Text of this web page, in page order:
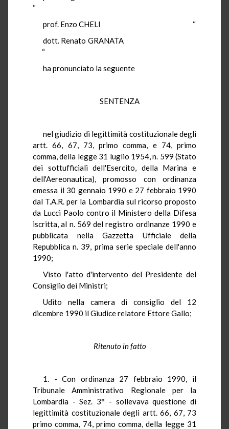
“
prof. Enzo CHELI “
dott. Renato GRANATA
“
ha pronunciato la seguente
SENTENZA
nel giudizio di legittimità costituzionale degli
artt. 66, 67, 73, primo comma, e 74, primo
comma, della legge 31 luglio 1954, n. 599 (Stato
dei sottufficiali dell'Esercito, della Marina e
dell'Aereonautica), promosso con ordinanza
emessa il 30 gennaio 1990 e 27 febbraio 1990
dal T.A.R. per la Lombardia sul ricorso proposto
da Lucci Paolo contro il Ministero della Difesa
iscritta, al n. 569 del registro ordinanze 1990 e
pubblicata nella Gazzetta Ufficiale della
Repubblica n. 39, prima serie speciale dell'anno
1990;
Visto l'atto d'intervento del Presidente del
Consiglio dei Ministri;
Udito nella camera di consiglio del 12
dicembre 1990 il Giudice relatore Ettore Gallo;
Ritenuto in fatto
1. - Con ordinanza 27 febbraio 1990, il
Tribunale Amministrativo Regionale per la
Lombardia - Sez. 3° - sollevava questione di
legittimità costituzionale degli artt. 66, 67, 73
primo comma, 74, primo comma, della legge 31